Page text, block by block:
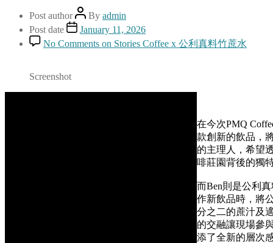
Post author By admin
Post date
January 11, 2026
No Comments on Stories Coffee x 公利真料竹蔗水
Screenshot
在今次PMQ
款創新的飲品，
的主理人，希望
啡莊園背後的獨
而Ben則是公利
作新飲品時，將
分之二的蔗汁及
的交融讓現場參
添了全新的層次